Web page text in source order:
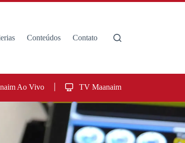
Conteúdos Contato
Ao Vivo TV Maanaim